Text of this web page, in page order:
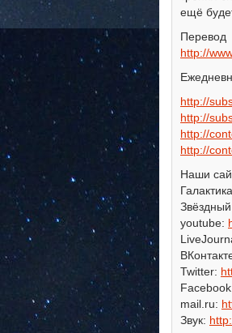
ещё
http://
http://
http://
http://
http://
Наши
youtube:
Twitter:
mail.ru:
Звук: